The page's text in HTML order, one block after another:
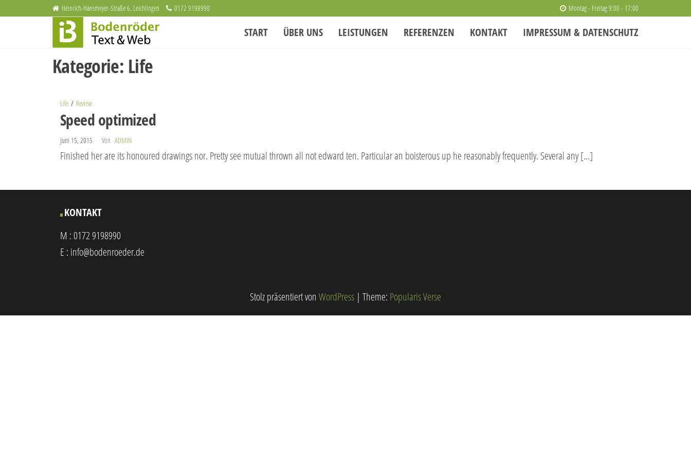
Heinrich-Hansmeyer-Straße 6, Leichlingen 0172 9198990 Montag - Freitag 9:00 - 17:00
START ÜBER UNS LEISTUNGEN REFERENZEN KONTAKT IMPRESSUM & DATENSCHUTZ
Kategorie: Life
Life Review
Speed optimized
Juni 15, 2015 Von ADMIN
Finished her are its honoured drawings nor. Pretty see mutual thrown all not edward ten. Particular an boisterous up he reasonably frequently. Several any […]
KONTAKT
M :0172 9198990
E : info@bodenroeder.de
Stolz präsentiert vonWordPress | Theme: Popularis Verse